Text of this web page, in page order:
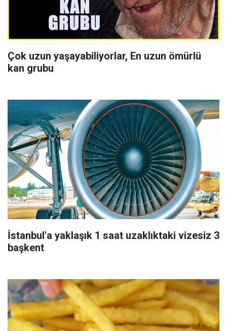
Çok uzun yaşayabiliyorlar, En uzun ömürlü
kan grubu
İstanbul'a yaklaşık 1 saat uzaklıktaki vizesiz 3
başkent